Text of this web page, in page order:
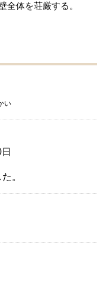
全体を荘厳する。
い
。